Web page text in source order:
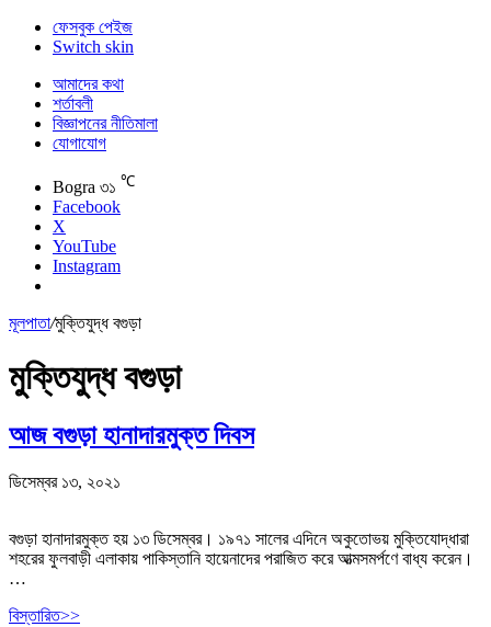
ফেসবুক পেইজ
Switch skin
আমাদের কথা
শর্তাবলী
বিজ্ঞাপনের নীতিমালা
যোগাযোগ
Bogra ৩১ ℃
Facebook
X
YouTube
Instagram
মূলপাতা/মুক্তিযুদ্ধ বগুড়া
মুক্তিযুদ্ধ বগুড়া
আজ বগুড়া হানাদারমুক্ত দিবস
ডিসেম্বর ১৩, ২০২১
বগুড়া হানাদারমুক্ত হয় ১৩ ডিসেম্বর। ১৯৭১ সালের এদিনে অকুতোভয় মুক্তিযোদ্ধারা
শহরের ফুলবাড়ী এলাকায় পাকিস্তানি হায়েনাদের পরাজিত করে আত্মসমর্পণে বাধ্য করেন।
…
বিস্তারিত>>